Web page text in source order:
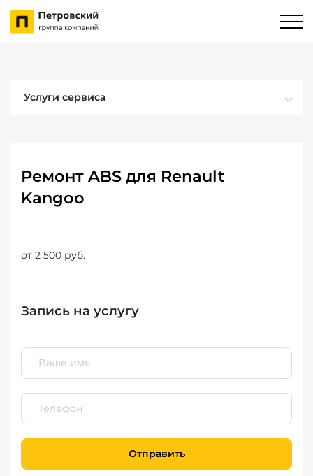
Услуги сервиса
Ремонт ABS для Renault
Kangoo
от 2 500 руб.
Запись на услугу
Отправить